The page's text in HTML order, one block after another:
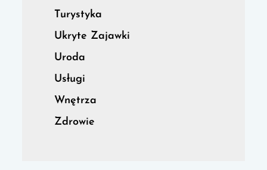
Turystyka
Ukryte Zajawki
Uroda
Usługi
Wnętrza
Zdrowie